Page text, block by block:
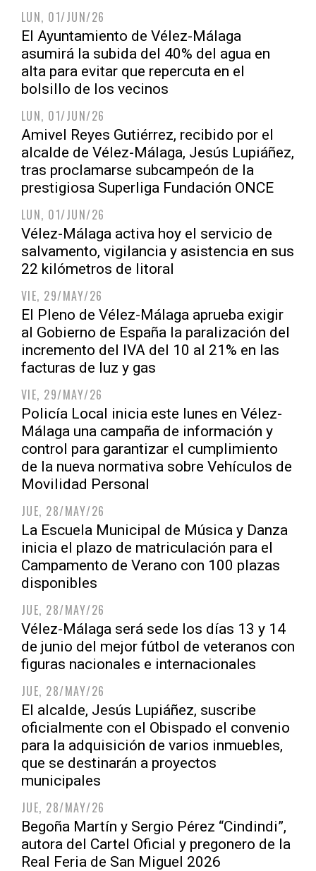
LUN, 01/JUN/26
El Ayuntamiento de Vélez-Málaga
asumirá la subida del 40% del agua en
alta para evitar que repercuta en el
bolsillo de los vecinos
LUN, 01/JUN/26
Amivel Reyes Gutiérrez, recibido por el
alcalde de Vélez-Málaga, Jesús Lupiáñez,
tras proclamarse subcampeón de la
prestigiosa Superliga Fundación ONCE
LUN, 01/JUN/26
Vélez-Málaga activa hoy el servicio de
salvamento, vigilancia y asistencia en sus
22 kilómetros de litoral
VIE, 29/MAY/26
El Pleno de Vélez-Málaga aprueba exigir
al Gobierno de España la paralización del
incremento del IVA del 10 al 21% en las
facturas de luz y gas
VIE, 29/MAY/26
Policía Local inicia este lunes en Vélez-
Málaga una campaña de información y
control para garantizar el cumplimiento
de la nueva normativa sobre Vehículos de
Movilidad Personal
JUE, 28/MAY/26
La Escuela Municipal de Música y Danza
inicia el plazo de matriculación para el
Campamento de Verano con 100 plazas
disponibles
JUE, 28/MAY/26
Vélez-Málaga será sede los días 13 y 14
de junio del mejor fútbol de veteranos con
figuras nacionales e internacionales
JUE, 28/MAY/26
El alcalde, Jesús Lupiáñez, suscribe
oficialmente con el Obispado el convenio
para la adquisición de varios inmuebles,
que se destinarán a proyectos
municipales
JUE, 28/MAY/26
Begoña Martín y Sergio Pérez “Cindindi”,
autora del Cartel Oficial y pregonero de la
Real Feria de San Miguel 2026